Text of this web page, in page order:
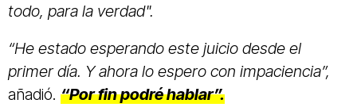
todo, para la verdad".
“He estado esperando este juicio desde el
primer día. Y ahora lo espero con impaciencia”,
añadió. “Por fin podré hablar”.